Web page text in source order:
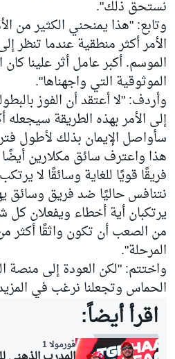
نستحق ذلك".
وتابع: "هذا يمنحني الكثير من
الأمر أكثر منطقية عندما تنظر
الموسم. أكبر عامل أثر علينا
الموثوقية التي واجهناها".
وأردف: "لا أعتقد أن الفوز
إلى الأمر بهذه الطريقة سيجعله
سأواصل الإيمان بذلك لأطول
هذا واعترف سائق مكلارين أيضًا
فريقًا قويًا للغاية وسائقًا لا
نتنافس حاليًا ضد فريق وسائق
يرتكبان أية أخطاء ويفعلان
من الصعب أن تكون واثقًا أكثر
المرحلة".
واختتم: "لكن العودة إلى منصة
الحماس وتجعلنا نرغب في
اقرأ أيضاً:
فورمولا 1